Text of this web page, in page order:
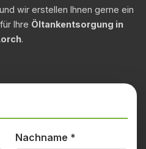
wir erstellen Ihnen gerne ein
Ihre Öltankentsorgung in
.
Nachname *